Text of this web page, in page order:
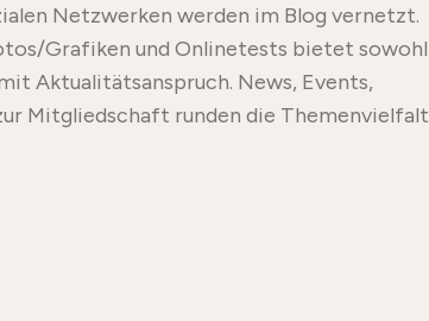
Netzwerken werden im Blog vernetzt.
Grafiken und Onlinetests bietet sowohl
Aktualitätsanspruch. News, Events,
Mitgliedschaft runden die Themenvielfalt